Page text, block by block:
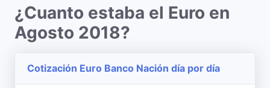
¿Cuanto estaba el Euro en
Agosto 2018?
Cotización Euro Banco Nación día por día